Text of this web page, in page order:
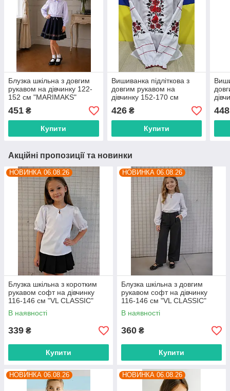
Блузка шкільна з довгим
рукавом на дівчинку 122-
152 см "MARIMAKS"
купити недорого від
прямого постачальника
451 ₴
Купити
Вишиванка підліткова з
довгим рукавом на
дівчинку 152-170 см
"VYSHYVANKA" недорого
від прямого
постачальника
426₴
Купити
від
448
Акційні пропозиції та новинки
НОВИНКА 06.08.26
Блузка шкільна з коротким
рукавом софт на дівчинку
116-146 см "VL CLASSIC"
недорого від прямого
постачальника
В наявності
339 ₴
Купити
НОВИНКА 06.08.26
Блузка шкільна з довгим
рукавом софт на дівчинку
116-146 см "VL CLASSIC"
недорого від прямого
постачальника
В наявності
360 ₴
Купити
НОВИНКА 06.08.26 НОВИНКА 06.08.26